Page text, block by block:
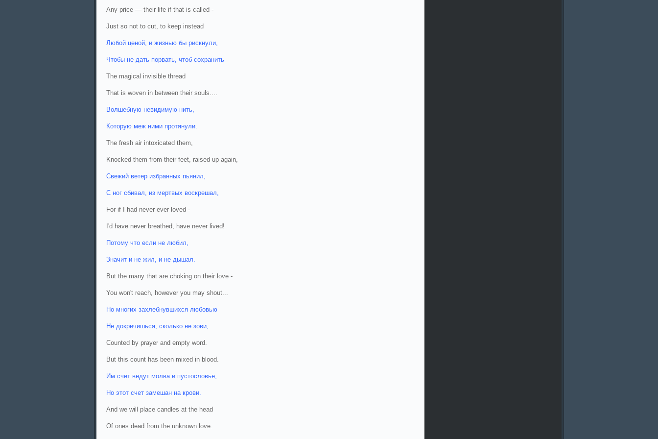
Any price — their life if that is called -
Just so not to cut, to keep instead
Любой ценой, и жизнью бы рискнули,
Чтобы не дать порвать, чтоб сохранить
The magical invisible thread
That is woven in between their souls....
Волшебную невидимую нить,
Которую меж ними протянули.
The fresh air intoxicated them,
Knocked them from their feet, raised up again,
Свежий ветер избранных пьянил,
С ног сбивал, из мертвых воскрешал,
For if I had never ever loved -
I'd have never breathed, have never lived!
Потому что если не любил,
Значит и не жил, и не дышал.
But the many that are choking on their love -
You won't reach, however you may shout...
Но многих захлебнувшихся любовью
Не докричишься, сколько не зови,
Counted by prayer and empty word.
But this count has been mixed in blood.
Им счет ведут молва и пустословье,
Но этот счет замешан на крови.
And we will place candles at the head
Of ones dead from the unknown love.